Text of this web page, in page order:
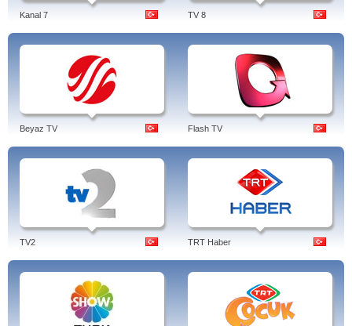
Kanal 7 TV 8
Beyaz TV Flash TV
TV2 TRT Haber